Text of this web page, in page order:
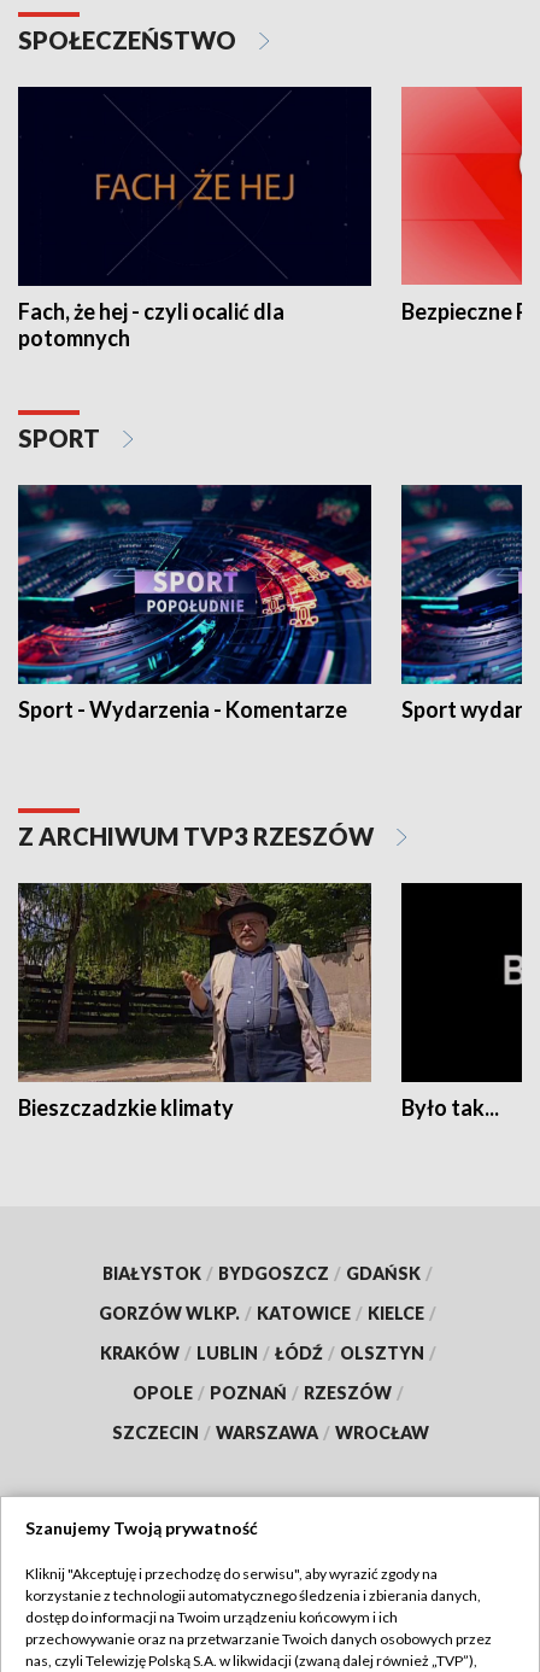
SPOŁECZEŃSTWO
Fach, że hej - czyli ocalić dla
potomnych
Bezpieczne
SPORT
Sport - Wydarzenia - Komentarze Sport
Z ARCHIWUM TVP3 RZESZÓW
Bieszczadzkie klimaty Było tak...
BIAŁYSTOK / BYDGOSZCZ / GDAŃSK /
GORZÓW WLKP. / KATOWICE / KIELCE /
KRAKÓW / LUBLIN / ŁÓDŹ / OLSZTYN /
OPOLE / POZNAŃ / RZESZÓW /
SZCZECIN / WARSZAWA / WROCŁAW
TVP
Abonament TVP
Regulamin TVP
Szanujemy Twoją prywatność
Kliknij "Akceptuję i przechodzę do serwisu", aby wyrazić zgody na
korzystanie z technologii automatycznego śledzenia i zbierania danych,
dostęp do informacji na Twoim urządzeniu końcowym i ich
przechowywanie oraz na przetwarzanie Twoich danych osobowych przez
nas, czyli Telewizję Polską S.A. w likwidacji (zwaną dalej również „TVP”),